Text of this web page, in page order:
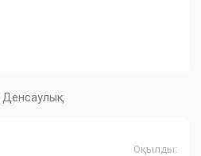
Денсаулық
Оқылды: